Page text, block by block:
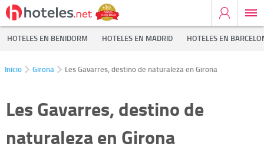
HOTELES EN BENIDORM HOTELES EN MADRID HOTELES EN
Inicio Girona Les Gavarres, destino de naturaleza en Girona
Les Gavarres, destino de
naturaleza en Girona